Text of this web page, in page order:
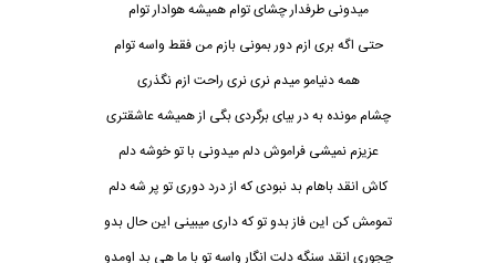
میدونی طرفدار چشای توام همیشههوادار توام
حتی اگه بری ازم دور بمونی بازم من فقط واسه توام
همه دنیامو میدم نری نری راحت ازم نگذری
چشام مونده به در بیای برگردی بگی از همیشه عاشقتری
عزیزم نمیشی فراموش دلم میدونی با تو خوشه دلم
کاش انقد باهام بد نبودی که از درد دوری تو پر شه دلم
تمومش کن این فاز بدو تو که داری میبینی این حال بدو
چجوری انقد سنگه دلت انگار واسه تو با ما هی بد اومدو